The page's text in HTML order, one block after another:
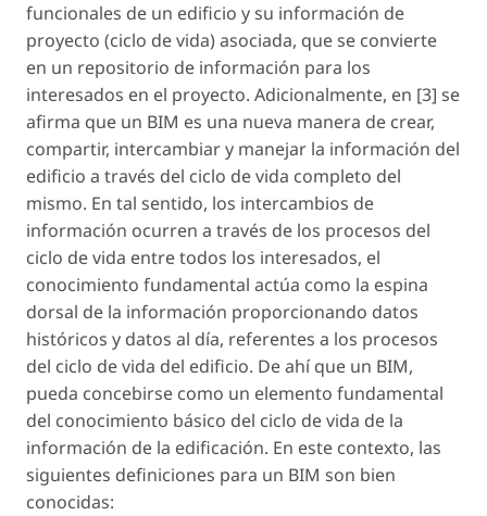
funcionales de un edificio y su información de
proyecto (ciclo de vida) asociada, que se convierte
en un repositorio de información para los
interesados en el proyecto. Adicionalmente, en [3] se
afirma que un BIM es una nueva manera de crear,
compartir, intercambiar y manejar la información del
edificio a través del ciclo de vida completo del
mismo. En tal sentido, los intercambios de
información ocurren a través de los procesos del
ciclo de vida entre todos los interesados, el
conocimiento fundamental actúa como la espina
dorsal de la información proporcionando datos
históricos y datos al día, referentes a los procesos
del ciclo de vida del edificio. De ahí que un BIM,
pueda concebirse como un elemento fundamental
del conocimiento básico del ciclo de vida de la
información de la edificación. En este contexto, las
siguientes definiciones para un BIM son bien
conocidas: